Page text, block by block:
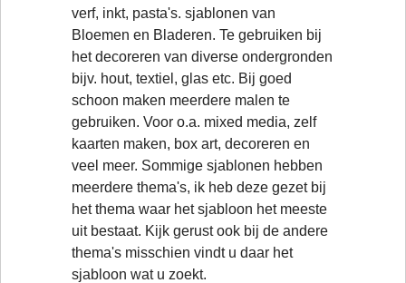
verf, inkt, pasta's. sjablonen van
Bloemen en Bladeren. Te gebruiken bij
het decoreren van diverse ondergronden
bijv. hout, textiel, glas etc. Bij goed
schoon maken meerdere malen te
gebruiken. Voor o.a. mixed media, zelf
kaarten maken, box art, decoreren en
veel meer. Sommige sjablonen hebben
meerdere thema's, ik heb deze gezet bij
het thema waar het sjabloon het meeste
uit bestaat. Kijk gerust ook bij de andere
thema's misschien vindt u daar het
sjabloon wat u zoekt.